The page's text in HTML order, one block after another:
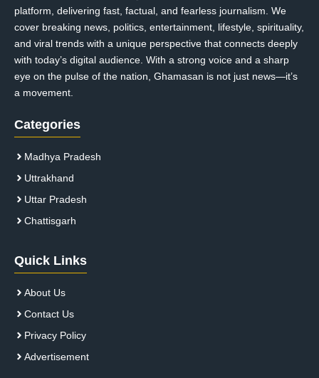
platform, delivering fast, factual, and fearless journalism. We
cover breaking news, politics, entertainment, lifestyle, spirituality,
and viral trends with a unique perspective that connects deeply
with today’s digital audience. With a strong voice and a sharp
eye on the pulse of the nation, Ghamasan is not just news—it’s
a movement.
Categories
Madhya Pradesh
Uttrakhand
Uttar Pradesh
Chattisgarh
Quick Links
About Us
Contact Us
Privacy Policy
Advertisement